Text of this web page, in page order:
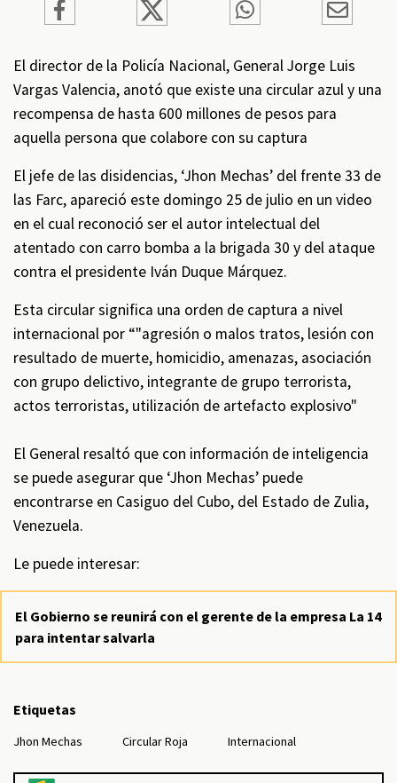
El director de la Policía Nacional, General Jorge Luis
Vargas Valencia, anotó que existe una circular azul y una
recompensa de hasta 600 millones de pesos para
aquella persona que colabore con su captura
El jefe de las disidencias, ‘Jhon Mechas’ del frente 33 de
las Farc, apareció este domingo 25 de julio en un video
en el cual reconoció ser el autor intelectual del
atentado con carro bomba a la brigada 30 y del ataque
contra el presidente Iván Duque Márquez.
Esta circular significa una orden de captura a nivel
internacional por “"agresión o malos tratos, lesión con
resultado de muerte, homicidio, amenazas, asociación
con grupo delictivo, integrante de grupo terrorista,
actos terroristas, utilización de artefacto explosivo"
El General resaltó que con información de inteligencia
se puede asegurar que ‘Jhon Mechas’ puede
encontrarse en Casiguo del Cubo, del Estado de Zulia,
Venezuela.
Le puede interesar:
El Gobierno se reunirá con el gerente de la empresa La 14
para intentar salvarla
Etiquetas
Jhon Mechas Circular Roja Internacional